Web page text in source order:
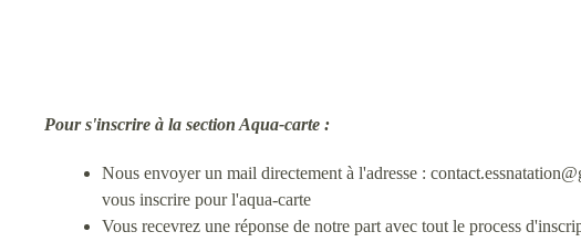
Pour s'inscrire à la section Aqua-carte :
Nous envoyer un mail directement à l'adresse :
vous inscrire pour l'aqua-carte
Vous recevrez une réponse de notre part avec tout le process